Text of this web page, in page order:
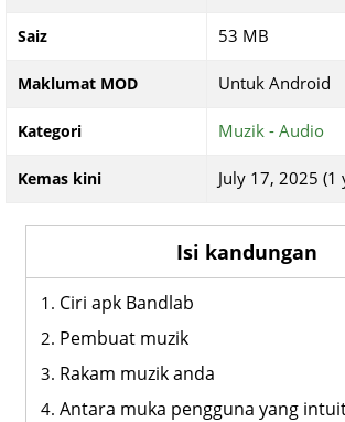
Saiz 53 MB
Maklumat MOD Untuk Android
Kategori Muzik - Audio
Kemas kini July 17, 2025 (1
Isi kandungan
Ciri apk Bandlab
Pembuat muzik
Rakam muzik anda
Antara muka pengguna yang